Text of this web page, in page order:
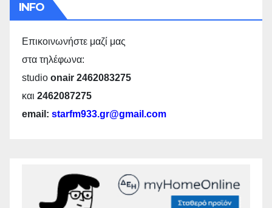
INFO
Επικοινωνήστε μαζί μας
στα τηλέφωνα:
studio onair 2462083275
και 2462087275
email: starfm933.gr@gmail.com